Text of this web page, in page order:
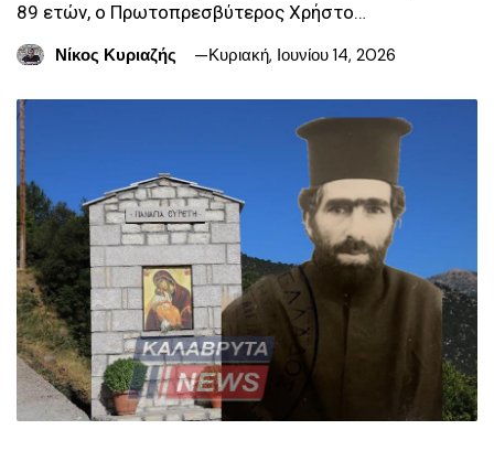
89 ετών, ο Πρωτοπρεσβύτερος Χρήστο…
Νίκος Κυριαζής
Κυριακή, Ιουνίου 14, 2026